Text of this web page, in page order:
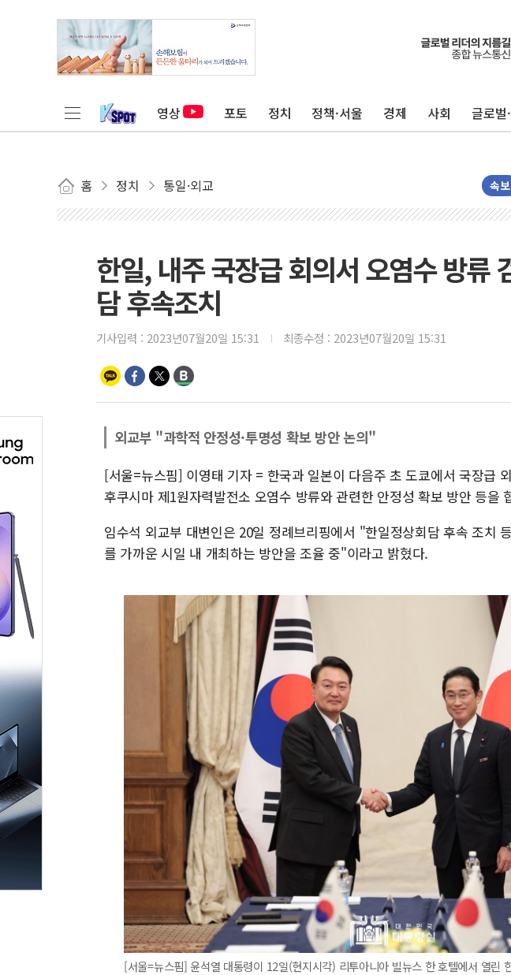
영상 포토 정치 정책·서울 경제 사회 글로벌
홈 정치 통일·외교 속보
한일, 내주 국장급 회의서 오염수 방류
담 후속조치
기사입력 : 2023년07월20일 15:31 최종수정 : 2023년07월20일 15:31
외교부 "과학적 안정성·투명성 확보 방안 논의"
[서울=뉴스핌] 이영태 기자 = 한국과 일본이 다음주 초 도쿄에서 국장급
후쿠시마 제1원자력발전소 오염수 방류와 관련한 안정성 확보 방안 등을
임수석 외교부 대변인은 20일 정례브리핑에서 "한일정상회담 후속 조치
를 가까운 시일 내 개최하는 방안을 조율 중"이라고 밝혔다.
[서울=뉴스핌] 윤석열 대통령이 12일(현지시각) 리투아니아 빌뉴스 한 호텔에서 열린